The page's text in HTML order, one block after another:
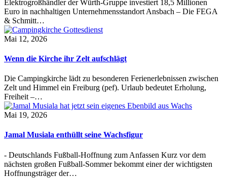
Elektrogroßhändler der Würth-Gruppe investiert 18,5 Millionen
Euro in nachhaltigen Unternehmensstandort Ansbach – Die FEGA
& Schmitt…
Mai 12, 2026
Wenn die Kirche ihr Zelt aufschlägt
Die Campingkirche lädt zu besonderen Ferienerlebnissen zwischen
Zelt und Himmel ein Freiburg (pef). Urlaub bedeutet Erholung,
Freiheit –…
Mai 19, 2026
Jamal Musiala enthüllt seine Wachsfigur
- Deutschlands Fußball-Hoffnung zum Anfassen Kurz vor dem
nächsten großen Fußball-Sommer bekommt einer der wichtigsten
Hoffnungsträger der…